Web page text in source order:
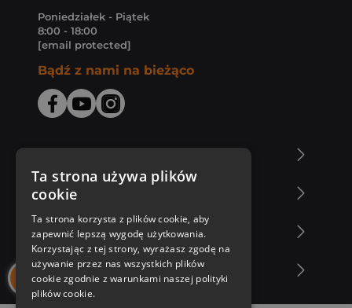
Poniedziałek - Piątek
8:00 - 18:00
[email protected]
Bądź z nami na bieżąco
Zakupy u nas
Nasza oferta
Nasi autorzy
Ta strona używa plików
cookie
Ta strona korzysta z plików cookie, aby
zapewnić lepszą wygodę użytkowania.
Korzystając z tej strony, wyrażasz zgodę na
używanie przez nas wszystkich plików
cookie zgodnie z warunkami naszej polityki
plików cookie.